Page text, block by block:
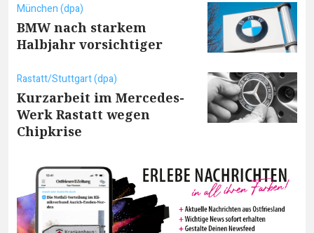
München (dpa)
BMW nach starkem
Halbjahr vorsichtiger
Rastatt/Stuttgart (dpa)
Kurzarbeit im Mercedes-
Werk Rastatt wegen
Chipkrise